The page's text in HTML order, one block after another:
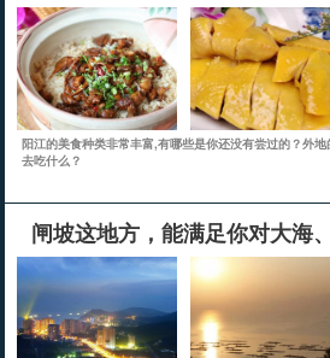
阳江的美食种类非常丰富,有哪些是你还没有尝过的？外地
去吃什么？
闸坡这地方，能满足你对大海